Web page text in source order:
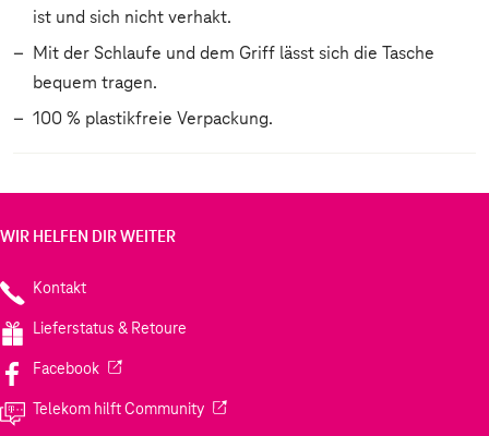
ist und sich nicht verhakt.
Mit der Schlaufe und dem Griff lässt sich die Tasche
bequem tragen.
100 % plastikfreie Verpackung.
WIR HELFEN DIR WEITER
Kontakt
Lieferstatus & Retoure
Facebook(Wird in einem neuen Tab geöffnet)
Telekom hilft Community(Wird in einem neuen Tab geöffnet)